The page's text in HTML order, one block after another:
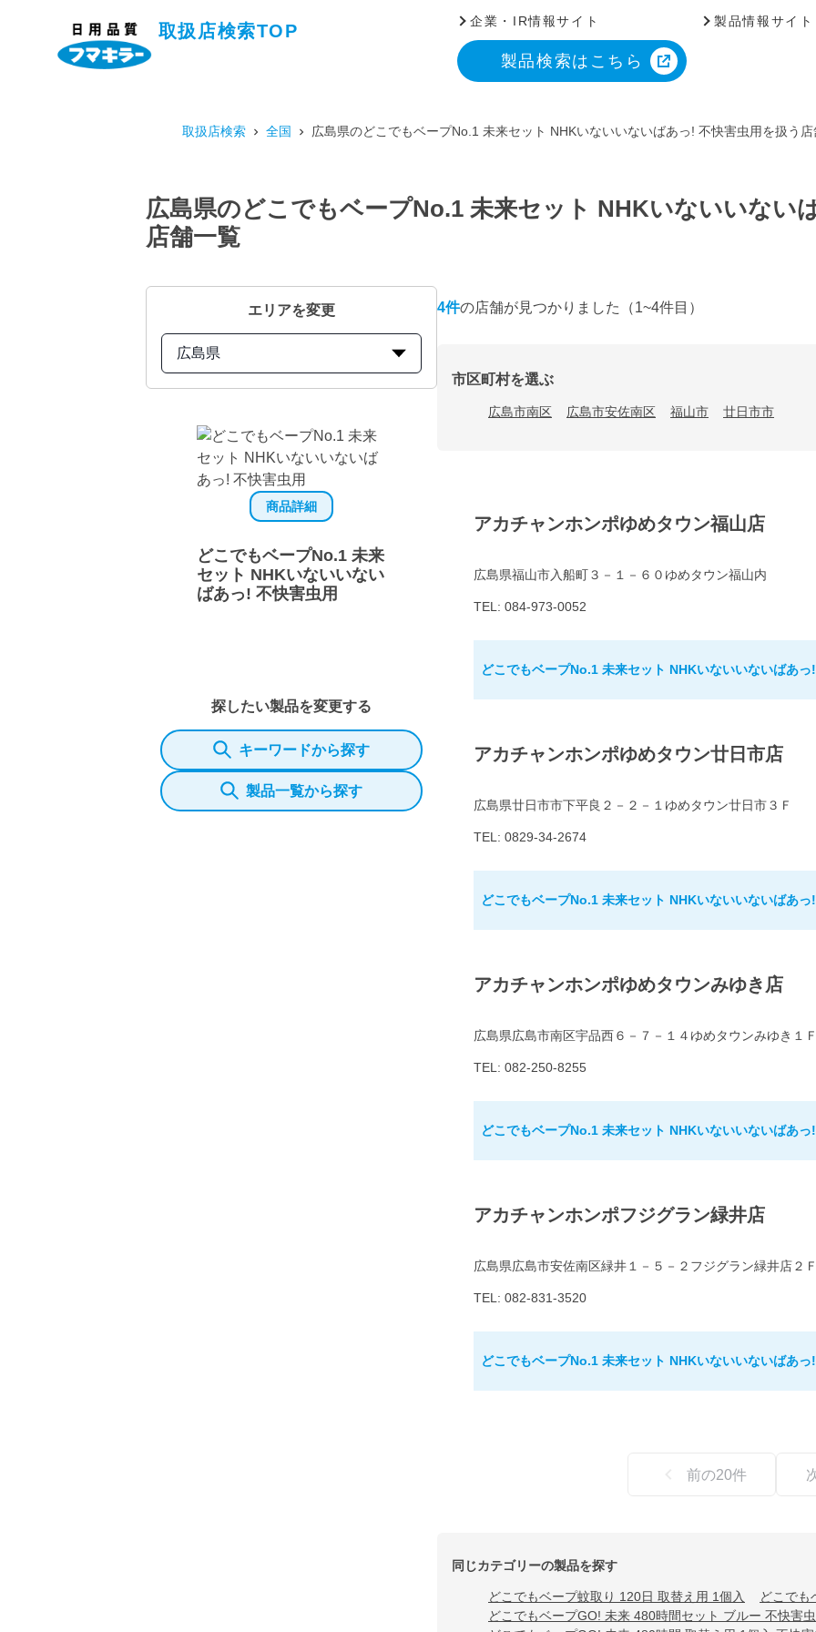
取扱店検索TOP
企業・IR情報サイト 製品情報サイト
製品検索はこちら
取扱店検索 全国 広島県のどこでもベープNo.1 未来セット NHKいないいないばあっ! 不快害虫用を扱う
広島県のどこでもベープNo.1 未来セット NHKいないいない
店舗一覧
エリアを変更
広島県
商品詳細
どこでもベープNo.1 未来
セット NHKいないいない
ばあっ! 不快害虫用
探したい製品を変更する
キーワードから探す
製品一覧から探す
4件の店舗が見つかりました （1~4件目）
市区町村を選ぶ
広島市南区 広島市安佐南区 福山市 廿日市市
アカチャンホンポゆめタウン福山店
広島県福山市入船町３－１－６０ゆめタウン福山内
TEL: 084-973-0052
どこでもベープNo.1 未来セット NHKいないいないばあっ
アカチャンホンポゆめタウン廿日市店
広島県廿日市市下平良２－２－１ゆめタウン廿日市３Ｆ
TEL: 0829-34-2674
どこでもベープNo.1 未来セット NHKいないいないばあっ
アカチャンホンポゆめタウンみゆき店
広島県広島市南区宇品西６－７－１４ゆめタウンみゆき１Ｆ
TEL: 082-250-8255
どこでもベープNo.1 未来セット NHKいないいないばあっ
アカチャンホンポフジグラン緑井店
広島県広島市安佐南区緑井１－５－２フジグラン緑井店２Ｆ
TEL: 082-831-3520
どこでもベープNo.1 未来セット NHKいないいないばあっ
前の20件
同じカテゴリーの製品を探す
どこでもベープ蚊取り 120日 取替え用 1個入
どこでも
どこでもベープGO! 未来 480時間セット ブルー 不快害